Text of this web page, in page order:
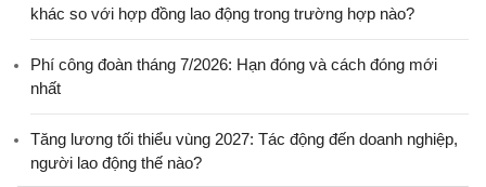
khác so với hợp đồng lao động trong trường hợp nào?
Phí công đoàn tháng 7/2026: Hạn đóng và cách đóng mới
nhất
Tăng lương tối thiểu vùng 2027: Tác động đến doanh nghiệp,
người lao động thế nào?